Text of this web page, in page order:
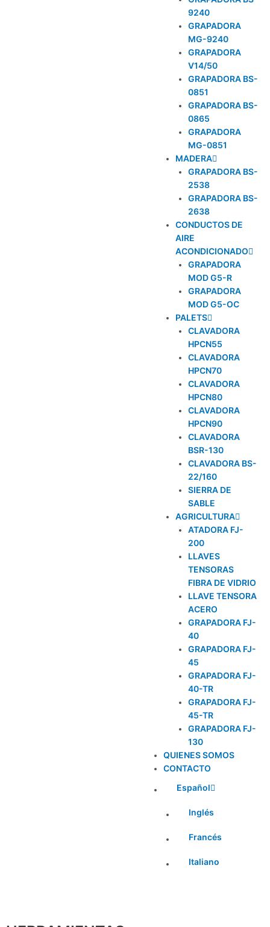
9240
GRAPADORA
MG-9240
GRAPADORA
V14/50
GRAPADORA BS-
0851
GRAPADORA BS-
0865
GRAPADORA
MG-0851
MADERA
GRAPADORA BS-
2538
GRAPADORA BS-
2638
CONDUCTOS DE
AIRE
ACONDICIONADO
GRAPADORA
MOD G5-R
GRAPADORA
MOD G5-OC
PALETS
CLAVADORA
HPCN55
CLAVADORA
HPCN70
CLAVADORA
HPCN80
CLAVADORA
HPCN90
CLAVADORA
BSR-130
CLAVADORA BS-
22/160
SIERRA DE
SABLE
AGRICULTURA
ATADORA FJ-
200
LLAVES
TENSORAS
FIBRA DE VIDRIO
LLAVE TENSORA
ACERO
GRAPADORA FJ-
40
GRAPADORA FJ-
45
GRAPADORA FJ-
40-TR
GRAPADORA FJ-
45-TR
GRAPADORA FJ-
130
QUIENES SOMOS
CONTACTO
Español
Inglés
Francés
Italiano